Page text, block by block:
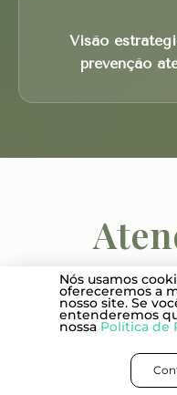
Visão
prevenção
São
Nós usamos
ofereceremos a
nosso site. Se
entenderemos
nossa Política de